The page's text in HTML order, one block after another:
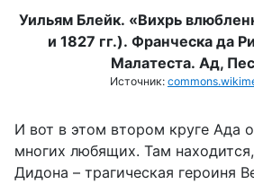
Уильям Блейк. «Вихрь
и 1827 гг.). Франческа да
Малатеста. Ад,
Источник:
И вот в этом втором круге Ада
многих любящих. Там
Дидона – трагическая героиня